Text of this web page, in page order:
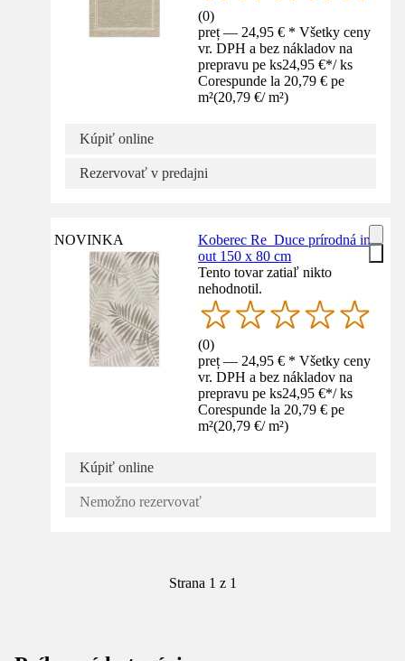
(0)
preț — 24,95 € * Všetky ceny
vr. DPH a bez nákladov na
prepravu pe ks24,95 €*/ ks
Corespunde la 20,79 € pe
m²(20,79 €/ m²)
Kúpiť online
Rezervovať v predajni
NOVINKA
Koberec Re_Duce prírodná in-
out 150 x 80 cm
Tento tovar zatiaľ nikto
nehodnotil.
(0)
preț — 24,95 € * Všetky ceny
vr. DPH a bez nákladov na
prepravu pe ks24,95 €*/ ks
Corespunde la 20,79 € pe
m²(20,79 €/ m²)
Kúpiť online
Nemožno rezervovať
Strana 1 z 1